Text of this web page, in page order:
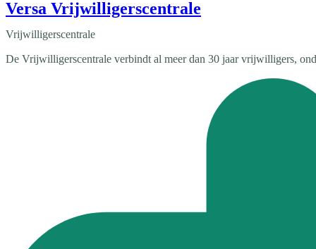
Versa Vrijwilligerscentrale
Vrijwilligerscentrale
De Vrijwilligerscentrale verbindt al meer dan 30 jaar vrijwilligers,